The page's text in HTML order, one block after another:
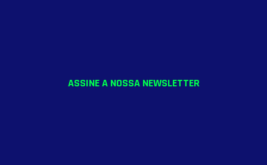
ASSINE A NOSSA NEWSLETTER